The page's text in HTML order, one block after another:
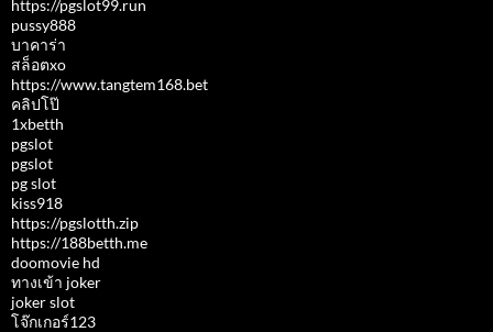
https://pgslot99.run
pussy888
บาคาร่า
สล็อตxo
https://www.tangtem168.bet
คลิปโป๊
1xbetth
pgslot
pgslot
pg slot
kiss918
https://pgslotth.zip
https://188betth.me
doomovie hd
ทางเข้า joker
joker slot
โจ๊กเกอร์123